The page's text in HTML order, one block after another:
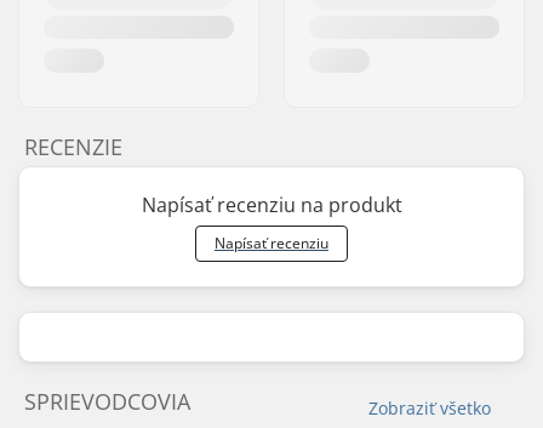
RECENZIE
Napísať recenziu na produkt
Napísať recenziu
Zobraziť všetko
SPRIEVODCOVIA